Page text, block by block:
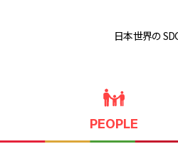
日本世界の
PEOPLE